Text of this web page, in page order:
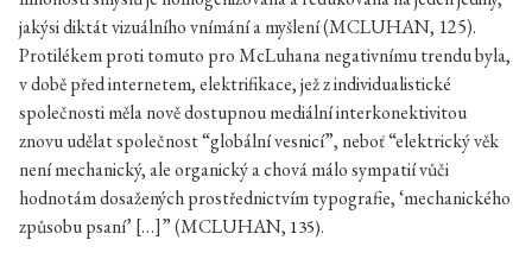
jakýsi diktát vizuálního vnímání a myšlení (MCLUHAN, 125).
Protilékem proti tomuto pro McLuhana negativnímu trendu byla,
v době před internetem, elektrifikace, jež z individualistické
společnosti měla nově dostupnou mediální interkonektivitou
znovu udělat společnost “globální vesnicí”, neboť “elektrický věk
není mechanický, ale organický a chová málo sympatií vůči
hodnotám dosažených prostřednictvím typografie, ‘mechanického
způsobu psaní’ […]” (MCLUHAN, 135).